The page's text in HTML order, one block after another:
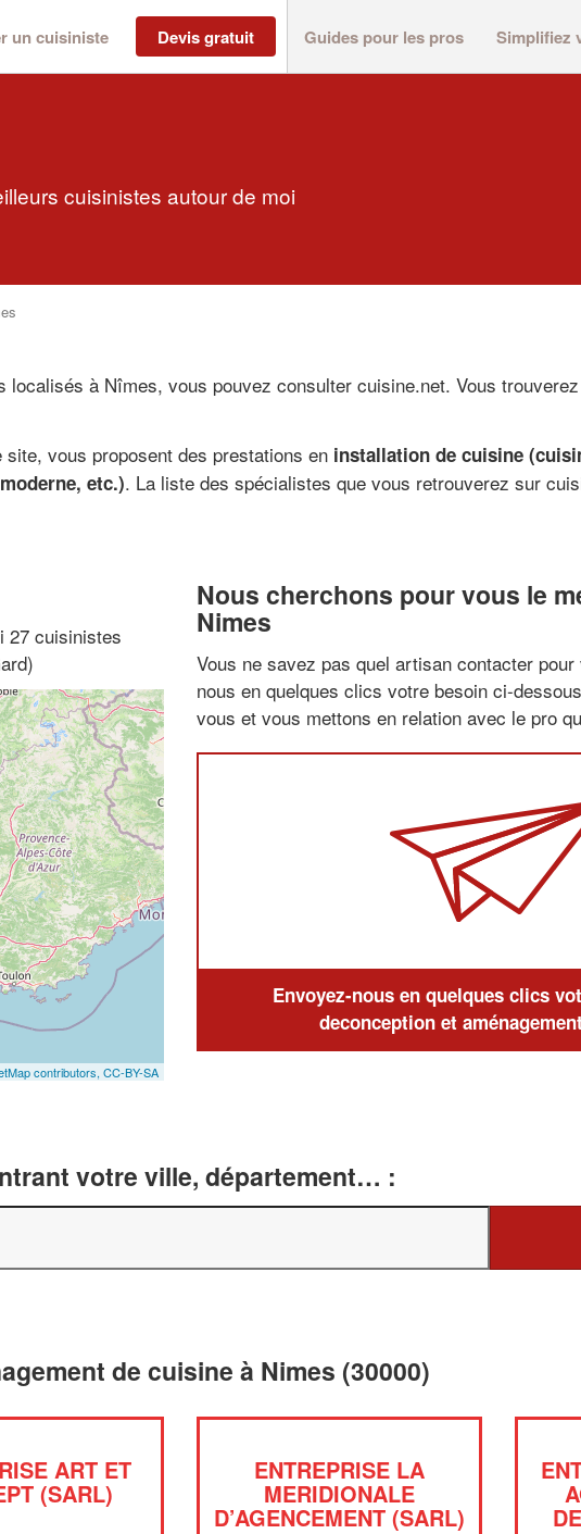
un cuisiniste Devis gratuit Guides pour les pros Simplifiez
cuisinistes autour de moi
à Nîmes, vous pouvez consulter cuisine.net. Vous
vous proposent des prestations en installation de cuisine
etc.). La liste des spécialistes que vous retrouverez sur
27 cuisinistes
contributors, CC-BY-SA
Nous cherchons pour vous le
Nimes
Vous ne savez pas quel artisan contacter
nous en quelques clics votre besoin ci-
vous et vous mettons en relation avec le pro
Envoyez-nous en quelques clics
deconception et
votre ville, département… :
de cuisine à Nimes (30000)
ART ET
(SARL)
ENTREPRISE LA
MERIDIONALE
D’AGENCEMENT (SARL)